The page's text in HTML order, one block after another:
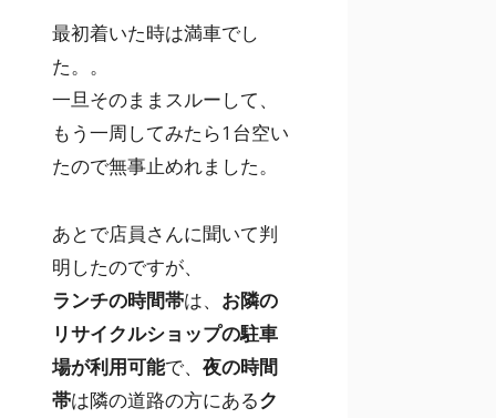
最初着いた時は満車でし
た。。
一旦そのままスルーして、
もう一周してみたら1台空い
たので無事止めれました。
あとで店員さんに聞いて判
明したのですが、
ランチの時間帯は、 お隣の
リサイクルショップの駐車
場が利用可能で、 夜の時間
帯は隣の道路の方にあるク